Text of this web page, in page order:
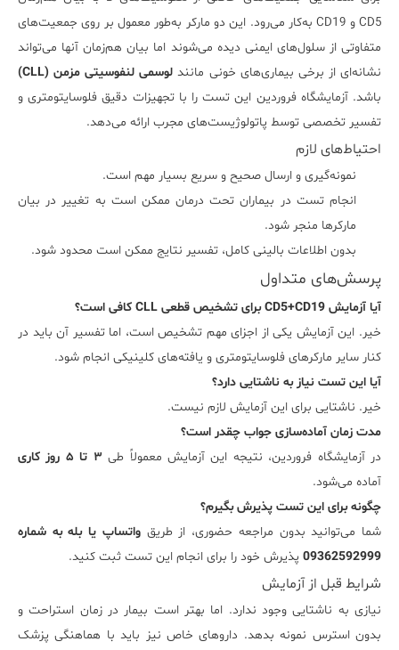
CD5 و CD19 به‌کار می‌رود. این دو مارکر به‌طور معمول بر روی جمعیت‌های
متفاوتی از سلول‌های ایمنی دیده می‌شوند اما بیان هم‌زمان آنها می‌تواند
نشانه‌ای از برخی بیماری‌های خونی مانند لوسمی لنفوسیتی مزمن (CLL)
باشد.آزمایشگاه فروردین این تست را با تجهیزات دقیق فلوسایتومتری و
تفسیر تخصصی توسط پاتولوژیست‌های مجرب ارائه می‌دهد.
احتیاط‌های لازم
نمونه‌گیری و ارسال صحیح و سریع بسیار مهم است.
انجام تست در بیماران تحت درمان ممکن است به تغییر در بیان
مارکرها منجر شود.
بدون اطلاعات بالینی کامل، تفسیر نتایج ممکن است محدود شود.
پرسش‌های متداول
آیا آزمایش CD5+CD19 برای تشخیص قطعی CLL کافی است؟
خیر. این آزمایش یکی از اجزای مهم تشخیص است، اما تفسیر آن باید در
کنار سایر مارکرهای فلوسایتومتری و یافته‌های کلینیکی انجام شود.
آیا این تست نیاز به ناشتایی دارد؟
خیر. ناشتایی برای این آزمایش لازم نیست.
مدت زمان آماده‌سازی جواب چقدر است؟
در آزمایشگاه فروردین، نتیجه این آزمایش معمولاً طی ۳ تا ۵ روز کاری
آماده می‌شود.
چگونه برای این تست پذیرش بگیرم؟
شما می‌توانید بدون مراجعه حضوری، از طریقواتساپ یا بله به شماره
09362592999 پذیرش خود را برای انجام این تست ثبت کنید.
شرایط قبل از آزمایش
نیازی به ناشتایی وجود ندارد. اما بهتر است بیمار در زمان استراحت و
بدون استرس نمونه بدهد. داروهای خاص نیز باید با هماهنگی پزشک